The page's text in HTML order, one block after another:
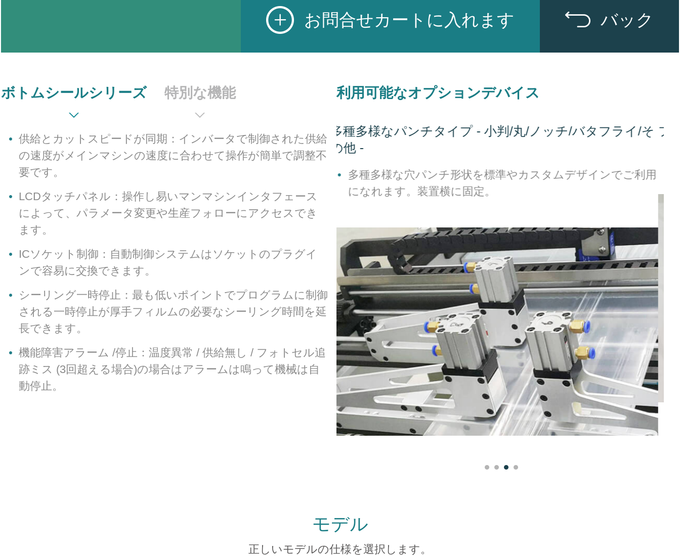
バック
お問合せカートに入れます
ボトムシールシリーズ 特別な機能
供給とカットスピードが同期：インバータで制御された供給
の速度がメインマシンの速度に合わせて操作が簡単で調整不
要です。
LCDタッチパネル： 操作し易いマンマシンインタフェース
によって、パラメータ変更や生産フォローにアクセスでき
ます。
ICソケット 制御：自動制御システムはソケットのプラグイ
ンで容易に交換できます。
シーリング一時停止： 最も低いポイントでプログラムに制御
される一時停止が厚手フィルムの必要なシーリング時間を延
長できます。
機能障害アラーム /停止：温度異常 / 供給無し / フォトセル追
跡ミス (3回超える場合)の場合はアラームは鳴って機械は自
動停止。
利用可能なオプションデバイス
多種多様なパンチタイプ - 小判/丸/ノッチ/バタフライ/そ
の他 -
多種多様な穴パンチ形状を標準やカスタムデザインでご利用
になれます。装置横に固定。
フォトセルの追加 -
モデル
正しいモデルの仕様を選択します。